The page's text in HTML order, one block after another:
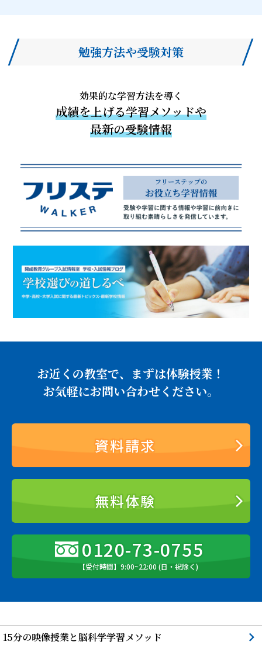
勉強方法や受験対策
効果的な学習方法を導く
成績を上げる学習メソッドや
最新の受験情報
お近くの教室で、まずは体験授業！
お気軽にお問い合わせください。
資料請求
無料体験
0120-73-0755
【受付時間】9:00~22:00 (日・祝除く)
15分の映像授業と脳科学学習メソッド